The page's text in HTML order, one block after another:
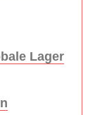
Lager